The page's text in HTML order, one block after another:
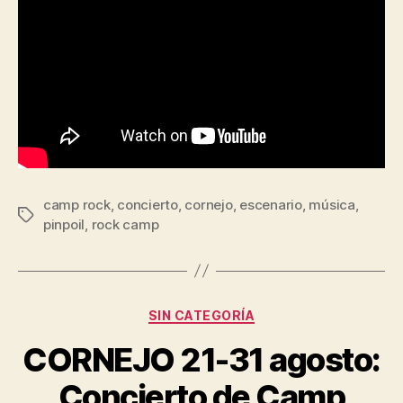
camp rock, concierto, cornejo, escenario, música
pinpoil rock camp
SIN CATEGORÍA
CORNEJO 21-31 agosto: